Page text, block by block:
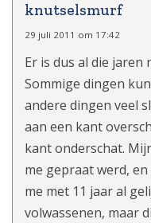
knutselsmurf
29 juli 2011 om 17:42
Er is dus al die jaren
Sommige dingen
andere dingen veel
aan een kant
kant onderschat.
me gepraat werd,
me met 11 jaar al
volwassenen, maar